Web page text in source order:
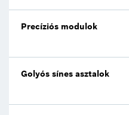
Precíziós modulok
Golyós sínes asztalok